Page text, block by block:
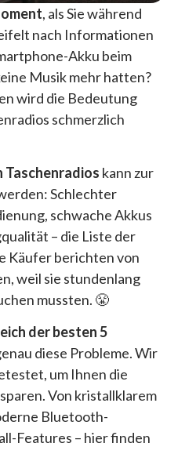
, als Sie während
nach Informationen
Akku beim
Musik mehr hatten?
wird die Bedeutung
schmerzlich
Taschenradios kann zur
Schlechter
schwache Akkus
– die Liste der
Käufer berichten von
weil sie stundenlang
mussten. 😤
der besten 5
diese Probleme. Wir
um Ihnen die
Von kristallklarem
Bluetooth-
Features – hier finden